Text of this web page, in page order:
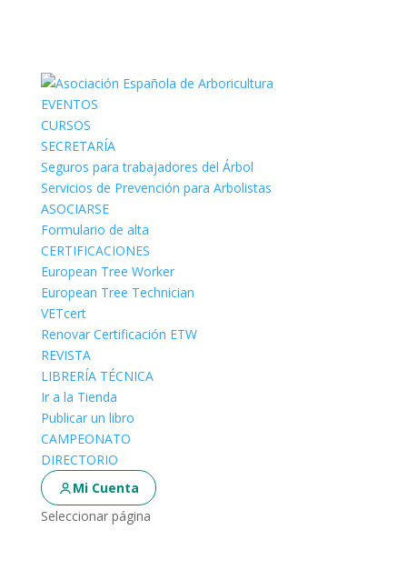
EVENTOS
CURSOS
SECRETARÍA
Seguros para trabajadores del Árbol
Servicios de Prevención para Arbolistas
ASOCIARSE
Formulario de alta
CERTIFICACIONES
European Tree Worker
European Tree Technician
VETcert
Renovar Certificación ETW
REVISTA
LIBRERÍA TÉCNICA
Ir a la Tienda
Publicar un libro
CAMPEONATO
DIRECTORIO
Mi Cuenta
Seleccionar página